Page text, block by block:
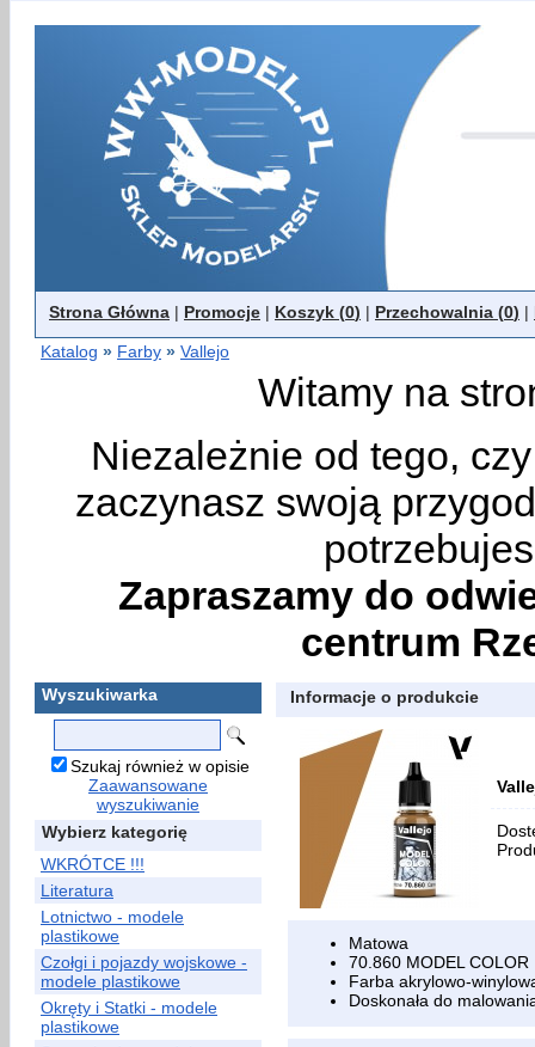
Strona Główna | Promocje | Koszyk (0) | Przechowalnia (0) |
Katalog » Farby » Vallejo
Witamy na
Niezależnie od tego,
zaczynasz swoją
Zapraszamy do
centrum
Wyszukiwarka
Szukaj również w opisie
Zaawansowane
wyszukiwanie
Wybierz kategorię
WKRÓTCE !!!
Literatura
Lotnictwo - modele
plastikowe
Czołgi i pojazdy wojskowe -
modele plastikowe
Okręty i Statki - modele
plastikowe
Informacje o produkcie
Matowa
70.860 MODEL COLOR
Farba akrylowo-
Doskonała do